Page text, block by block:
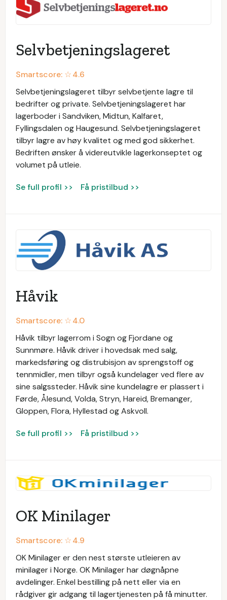
Selvbetjeningslageret
Smartscore: ☆4.6
Selvbetjeningslageret tilbyr selvbetjente lagre til
bedrifter og private. Selvbetjeningslageret har
lagerboder i Sandviken, Midtun, Kalfaret,
Fyllingsdalen og Haugesund. Selvbetjeningslageret
tilbyr lagre av høy kvalitet og med god sikkerhet.
Bedriften ønsker å videreutvikle lagerkonseptet og
volumet på utleie.
Se full profil >> Få pristilbud >>
Håvik
Smartscore: ☆4.0
Håvik tilbyr lagerrom i Sogn og Fjordane og
Sunnmøre. Håvik driver i hovedsak med salg,
markedsføring og distrubisjon av sprengstoff og
tennmidler, men tilbyr også kundelager ved flere av
sine salgssteder. Håvik sine kundelagre er plassert i
Førde, Ålesund, Volda, Stryn, Hareid, Bremanger,
Gloppen, Flora, Hyllestad og Askvoll.
Se full profil >> Få pristilbud >>
OK Minilager
Smartscore: ☆4.9
OK Minilager er den nest største utleieren av
minilager i Norge. OK Minilager har døgnåpne
avdelinger. Enkel bestilling på nett eller via en
rådgiver gir adgang til lagertjenesten på få minutter.